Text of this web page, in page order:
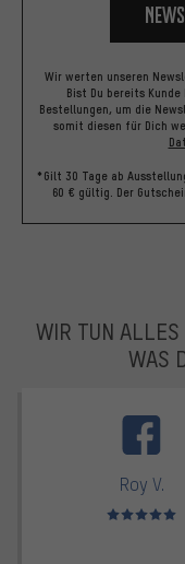
Wir werten unseren
Bist Du bereits
Bestellungen, um die
somit diesen für Dich
*Gilt 30 Tage ab
60 € gültig. Der
WIR TUN ALLES
WAS
Roy V.
Bewertungen: